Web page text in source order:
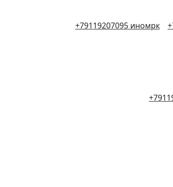
+79119207095 иномрк